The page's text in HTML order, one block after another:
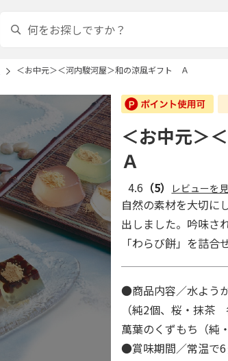
＜お中元＞＜河内駿河屋＞和の涼風ギフト Ａ
＜お中元＞
Ａ
4.6 （5） レビューを
自然の素材を大切に
出しました。吟味さ
「わらび餅」を詰合
●商品内容／水よう
（純2個、桜・抹茶
萬葉のくずもち（純
●賞味期間／常温で